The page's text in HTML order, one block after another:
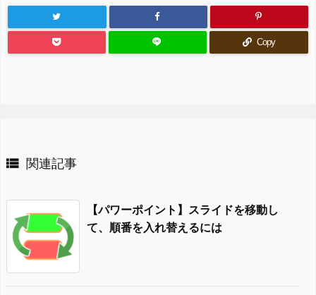
Copy
 関連記事
【パワーポイント】スライドを移動し
て、順番を入れ替えるには